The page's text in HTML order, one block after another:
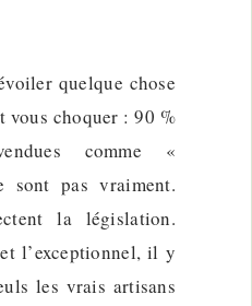
quelque chose
vous choquer : 90 %
comme «
sont pas vraiment.
la législation.
l’exceptionnel, il y
les vrais artisans